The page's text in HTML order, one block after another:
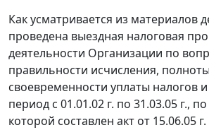
Как усматривается из материалов
проведена выездная налоговая
деятельности Организации по
правильности исчисления,
своевременности уплаты налогов
период с 01.01.02 г. по 31.03.05 г.,
которой составлен акт от 15.06.05 г.